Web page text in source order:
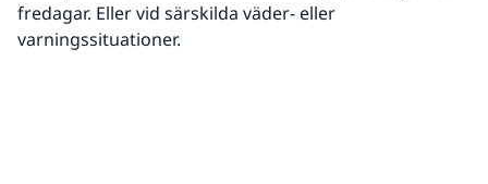
fredagar. Eller vid särskilda väder- eller
varningssituationer.